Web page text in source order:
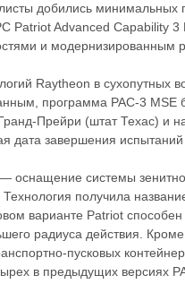
добились минимальных
Patriot Advanced Capability
и модернизированным
Raytheon в сухопутных
программа PAC-3 MSE
Прейри (штат Техас) и
дата завершения
оснащение системы
Технология получила
варианте Patriot способен
радиуса действия.
пусковых
в предыдущих версиях